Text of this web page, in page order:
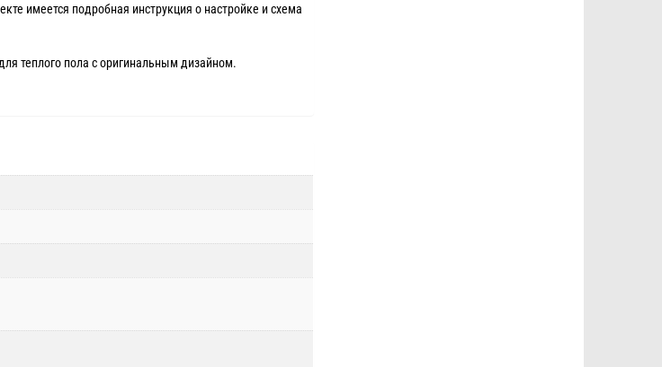
имеется подробная инструкция о настройке и схема
теплого пола с оригинальным дизайном.